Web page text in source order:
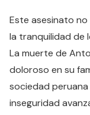
Este asesinato no
la tranquilidad de
La muerte de
doloroso en su
sociedad
inseguridad